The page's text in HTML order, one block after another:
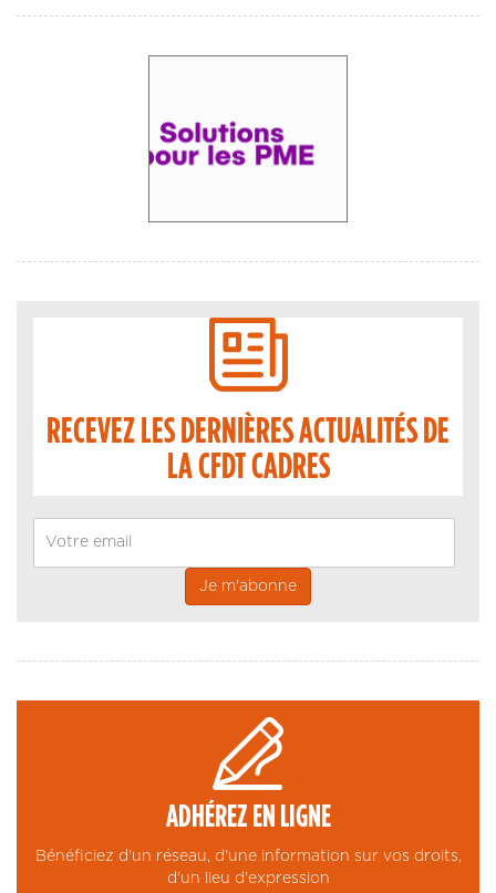
RECEVEZ LES DERNIÈRES ACTUALITÉS DE
LA CFDT CADRES
ADHÉREZ EN LIGNE
Bénéficiez d'un réseau, d'une information sur vos droits,
d'un lieu d'expression